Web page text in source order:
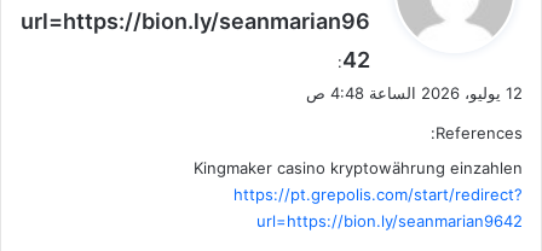
ل
url=https://bion.ly/seanmarian96
42
:
12 يوليو، 2026 الساعة 4:48 ص
References:
Kingmaker casino kryptowährung einzahlen
https://pt.grepolis.com/start/redirect?
url=https://bion.ly/seanmarian9642